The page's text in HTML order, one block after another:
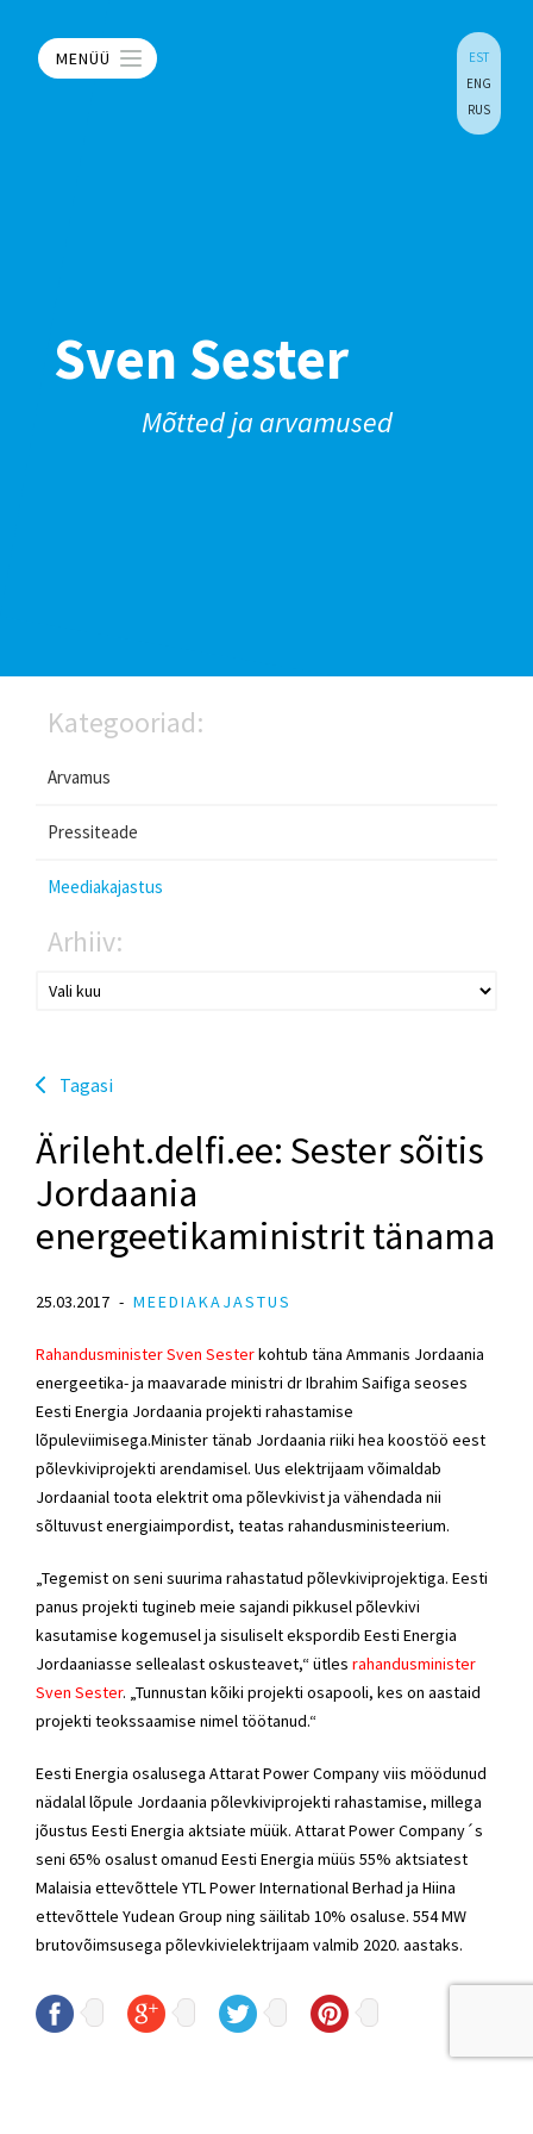
MENÜÜ
EST
ENG
RUS
Sven Sester
Mõtted ja arvamused
Kategooriad:
Arvamus
Pressiteade
Meediakajastus
Arhiiv:
Tagasi
Ärileht.delfi.ee: Sester sõitis
Jordaania
energeetikaministrit tänama
25.03.2017 MEEDIAKAJASTUS
Rahandusminister Sven Sesterkohtub täna Ammanis Jordaania
energeetika- ja maavarade ministri dr Ibrahim Saifiga seoses
Eesti Energia Jordaania projekti rahastamise
lõpuleviimisega.Minister tänab Jordaania riiki hea koostöö eest
põlevkiviprojekti arendamisel. Uus elektrijaam võimaldab
Jordaanial toota elektrit oma põlevkivist ja vähendada nii
sõltuvust energiaimpordist, teatas rahandusministeerium.
„Tegemist on seni suurima rahastatud põlevkiviprojektiga. Eesti
panus projekti tugineb meie sajandi pikkusel põlevkivi
kasutamise kogemusel ja sisuliselt ekspordib Eesti Energia
Jordaaniasse sellealast oskusteavet,“ ütles rahandusminister
Sven Sester. „Tunnustan kõiki projekti osapooli, kes on aastaid
projekti teokssaamise nimel töötanud.“
Eesti Energia osalusega Attarat Power Company viis möödunud
nädalal lõpule Jordaania põlevkiviprojekti rahastamise, millega
jõustus Eesti Energia aktsiate müük. Attarat Power Company´s
seni 65% osalust omanud Eesti Energia müüs 55% aktsiatest
Malaisia ettevõttele YTL Power International Berhad ja Hiina
ettevõttele Yudean Group ning säilitab 10% osaluse. 554 MW
brutovõimsusega põlevkivielektrijaam valmib 2020. aastaks.